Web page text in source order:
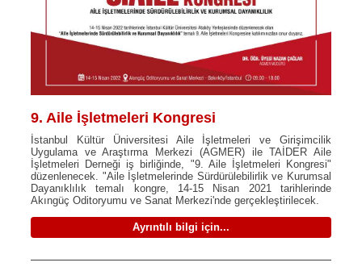
9. Aile İşletmeleri Kongresi
İstanbul Kültür Üniversitesi Aile İşletmeleri ve Girişimcilik
Uygulama ve Araştırma Merkezi (AGMER) ile TAİDER Aile
İşletmeleri Derneği iş birliğinde, "9. Aile İşletmeleri Kongresi"
düzenlenecek. "Aile İşletmelerinde Sürdürülebilirlik ve Kurumsal
Dayanıklılık temalı kongre, 14-15 Nisan 2021 tarihlerinde
Akıngüç Oditoryumu ve Sanat Merkezi'nde gerçekleştirilecek.
Ayrıntılı bilgi için...